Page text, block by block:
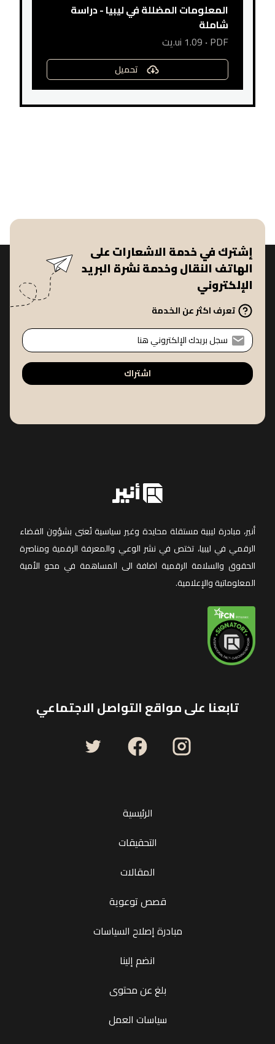
المعلومات المضللة في ليبيا - دراسة
شاملة
PDF
·
1.09 ui.يت
تحميل
إشترك في خدمة الاشعارات على
الهاتف النقال وخدمة نشرة البريد
الإلكتروني
تعرف اكثر عن الخدمة
اشتراك
أنير، مبادرة ليبية مستقلة محايدة وغير سياسية تُعنى بشؤون الفضاء
الرقمي في ليبيا، تختص في نشر الوعي والمعرفة الرقمية ومناصرة
الحقوق والسلامة الرقمية اضافة الى المساهمة في محو الأمية
المعلوماتية والإعلامية.
تابعنا على مواقع التواصل الاجتماعي
الرئيسية
التحقيقات
المقالات
قصص توعوية
مبادرة إصلاح السياسات
انضم إلينا
بلغ عن محتوى
سياسات العمل